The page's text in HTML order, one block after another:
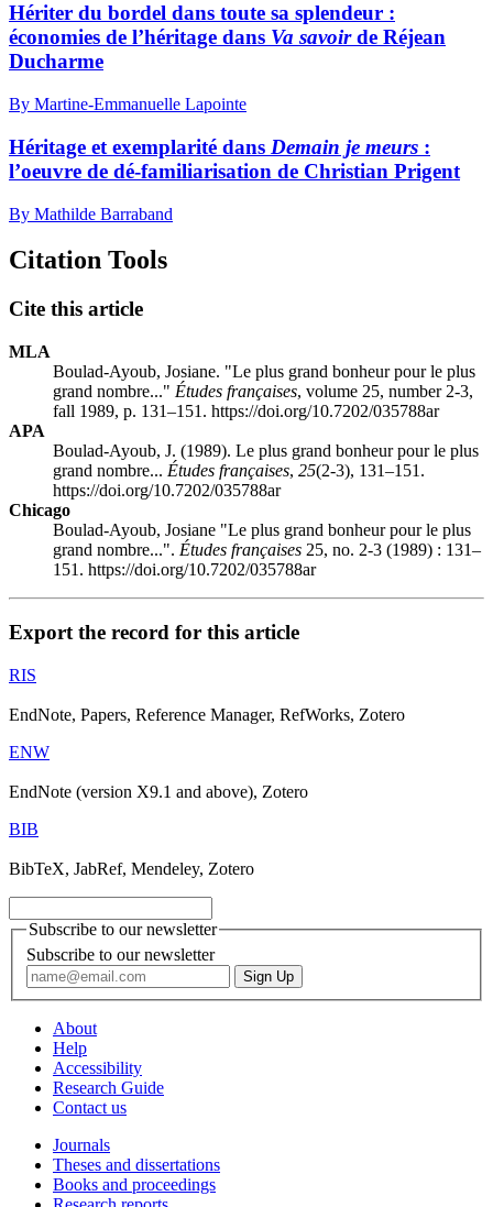
Hériter du bordel dans toute sa splendeur :
économies de l’héritage dans Va savoirde Réjean
Ducharme
By Martine-Emmanuelle Lapointe
Héritage et exemplarité dans Demain je meurs :
l’oeuvre de dé-familiarisation de Christian Prigent
By Mathilde Barraband
Citation Tools
Cite this article
MLA
Boulad-Ayoub, Josiane. "Le plus grand bonheur pour le plus
grand nombre..." Études françaises, volume 25, number 2-3,
fall 1989, p. 131–151. https://doi.org/10.7202/035788ar
APA
Boulad-Ayoub, J. (1989). Le plus grand bonheur pour le plus
grand nombre... Études françaises, 25(2-3), 131–151.
https://doi.org/10.7202/035788ar
Chicago
Boulad-Ayoub, Josiane "Le plus grand bonheur pour le plus
grand nombre...". Études françaises 25, no. 2-3 (1989) : 131–
151. https://doi.org/10.7202/035788ar
Export the record for this article
RIS
EndNote, Papers, Reference Manager, RefWorks, Zotero
ENW
EndNote (version X9.1 and above), Zotero
BIB
BibTeX, JabRef, Mendeley, Zotero
Subscribe to our newsletter
Subscribe to our newsletter
About
Help
Accessibility
Research Guide
Contact us
Journals
Theses and dissertations
Books and proceedings